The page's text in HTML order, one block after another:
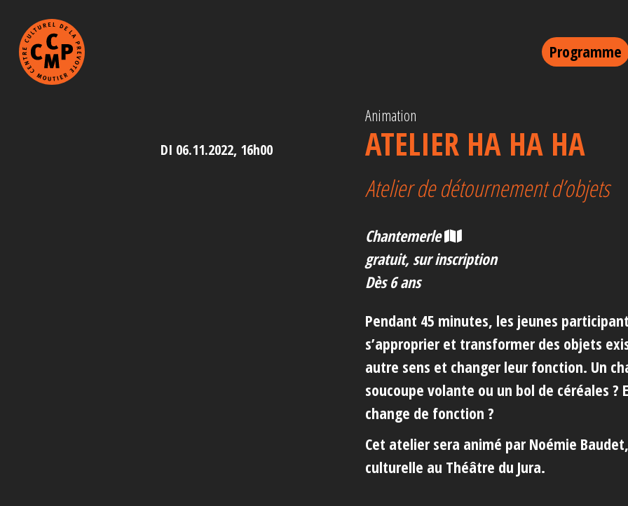
Programme
DI 06.11.2022, 16h00
Animation
ATELIER HA HA HA
Atelier de détournement d’objets
Chantemerle
gratuit, sur inscription
Dès 6 ans
Pendant 45 minutes, les jeunes
s’approprier et transformer des objets
autre sens et changer leur fonction. Un
soucoupe volante ou un bol de céréales
change de fonction ?
Cet atelier sera animé par Noémie
culturelle au Théâtre du Jura.